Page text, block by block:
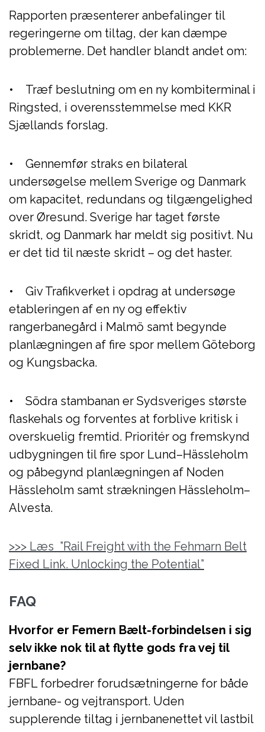
Rapporten præsenterer anbefalinger til
regeringerne om tiltag, der kan dæmpe
problemerne. Det handler blandt andet om:
• Træf beslutning om en ny kombiterminal i
Ringsted, i overensstemmelse med KKR
Sjællands forslag.
• Gennemfør straks en bilateral
undersøgelse mellem Sverige og Danmark
om kapacitet, redundans og tilgængelighed
over Øresund. Sverige har taget første
skridt, og Danmark har meldt sig positivt. Nu
er det tid til næste skridt – og det haster.
• Giv Trafikverket i opdrag at undersøge
etableringen af en ny og effektiv
rangerbanegård i Malmö samt begynde
planlægningen af fire spor mellem Göteborg
og Kungsbacka.
• Södra stambanan er Sydsveriges største
flaskehals og forventes at forblive kritisk i
overskuelig fremtid. Prioritér og fremskynd
udbygningen til fire spor Lund–Hässleholm
og påbegynd planlægningen af Noden
Hässleholm samt strækningen Hässleholm–
Alvesta.
>>> Læs ”Rail Freight with the Fehmarn Belt
Fixed Link. Unlocking the Potential”
FAQ
Hvorfor er Femern Bælt-forbindelsen i sig
selv ikke nok til at flytte gods fra vej til
jernbane?
FBFL forbedrer forudsætningerne for både
jernbane- og vejtransport. Uden
supplerende tiltag i jernbanenettet vil lastbil